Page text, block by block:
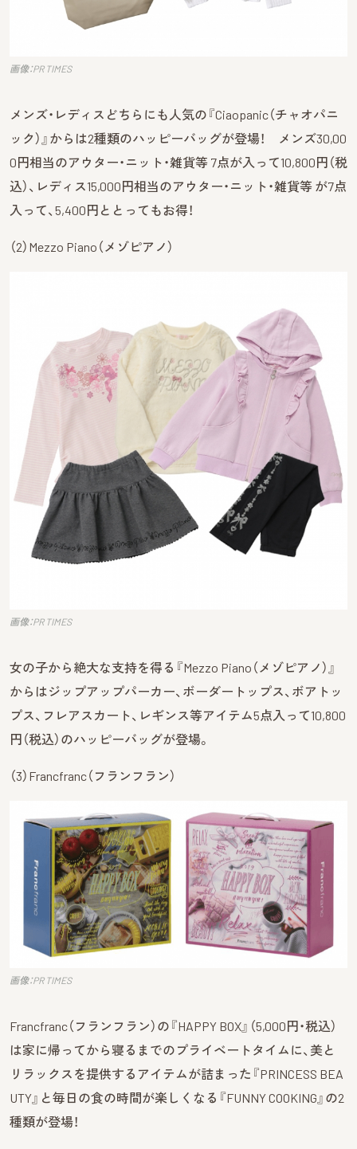
画像：PR TIMES
メンズ・レディスどちらにも人気の『Ciaopanic（チャオパニ
ック）』からは2種類のハッピーバッグが登場！ メンズ30,00
0円相当のアウター・ニット・雑貨等 7点が入って10,800円（税
込）、レディス15,000円相当のアウター・ニット・雑貨等 が7点
入って、5,400円ととってもお得！
（2）Mezzo Piano（メゾピアノ）
画像：PR TIMES
女の子から絶大な支持を得る『Mezzo Piano（メゾピアノ）』
からはジップアップパーカー、ボーダートップス、ボアトッ
プス、フレアスカート、レギンス等アイテム5点入って10,800
円（税込）のハッピーバッグが登場。
（3）Francfranc（フランフラン）
画像：PR TIMES
Francfranc（フランフラン）の『HAPPY BOX』（5,000円・税込）
は家に帰ってから寝るまでのプライベートタイムに、美と
リラックスを提供するアイテムが詰まった『PRINCESS BEA
UTY』と毎日の食の時間が楽しくなる『FUNNY COOKING』の2
種類が登場！